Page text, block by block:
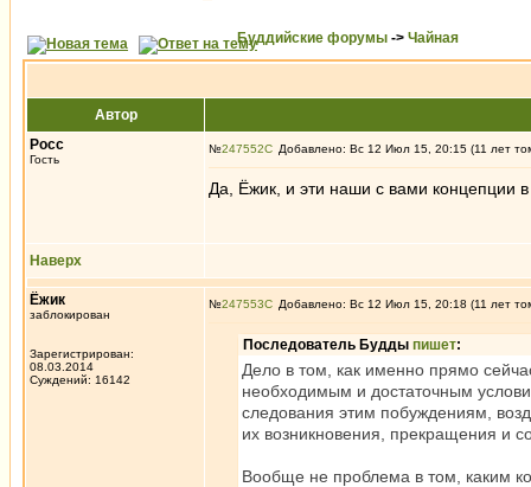
Буддийские форумы -> Чайная
Автор
Росс
Гость
№247552 Добавлено: Вс 12 Июл 15, 20:15 (11 лет
Да, Ёжик, и эти наши с вами концепции
Наверх
Ёжик
заблокирован
Зарегистрирован:
08.03.2014
Суждений: 16142
№247553 Добавлено: Вс 12 Июл 15, 20:18 (11 лет
Последователь Будды пишет:
Дело в том, как именно прямо
необходимым и достаточным
следования этим побуждениям,
их возникновения, прекращения и
Вообще не проблема в том, каким